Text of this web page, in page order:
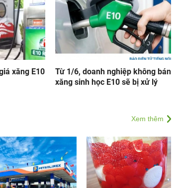
xăng E10
Từ 1/6, doanh nghiệp không bán
xăng sinh học E10 sẽ bị xử lý
Xem thêm